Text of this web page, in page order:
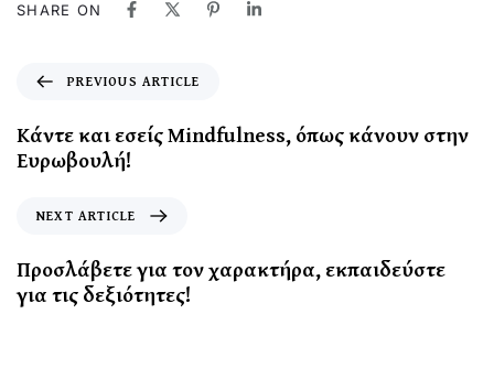
SHARE ON
PREVIOUS ARTICLE
Κάντε και εσείς Mindfulness, όπως κάνουν στην
Ευρωβουλή!
NEXT ARTICLE
Προσλάβετε για τον χαρακτήρα, εκπαιδεύστε
για τις δεξιότητες!